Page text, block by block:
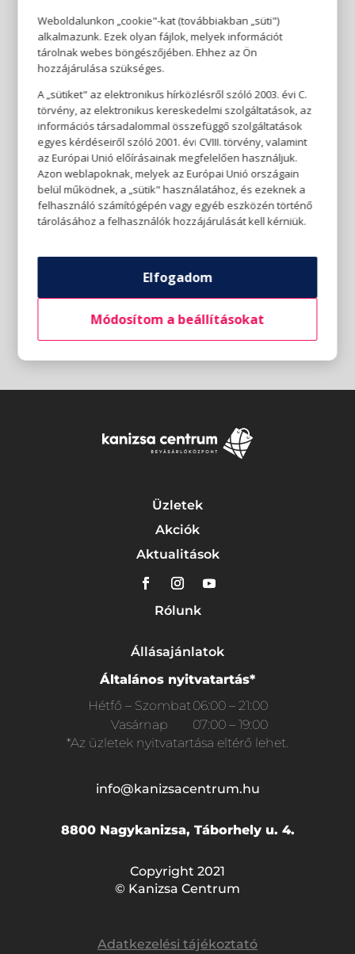
Üzletek
Akciók
Aktualitások
Rólunk
Állásajánlatok
Általános nyitvatartás*
Hétfő – Szombat06:00 – 21:00
Vasárnap
07:00 – 19:00
*Az üzletek nyitvatartása eltérő lehet.
info@kanizsacentrum.hu
8800 Nagykanizsa, Táborhely u. 4.
Copyright 2021
© Kanizsa Centrum
Adatkezelési tájékoztató
Weboldalunkon „cookie"-kat (továbbiakban „süti")
alkalmazunk. Ezek olyan fájlok, melyek információt
tárolnak webes böngészőjében. Ehhez az Ön
hozzájárulása szükséges.
A „sütiket" az elektronikus hírközlésről szóló 2003. évi C.
törvény, az elektronikus kereskedelmi szolgáltatások, az
információs társadalommal összefüggő szolgáltatások
egyes kérdéseiről szóló 2001. évi CVIII. törvény, valamint
az Európai Unió előírásainak megfelelően használjuk.
Azon weblapoknak, melyek az Európai Unió országain
belül működnek, a „sütik" használatához, és ezeknek a
felhasználó számítógépén vagy egyéb eszközén történő
tárolásához a felhasználók hozzájárulását kell kérniük.
Elfogadom
Módosítom a beállításokat